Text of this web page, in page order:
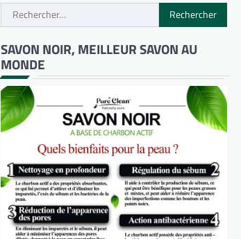
Rechercher :
SAVON NOIR, MEILLEUR SAVON AU
MONDE